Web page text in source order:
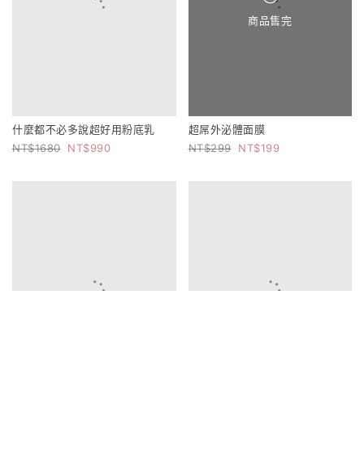
什麼都不必多說超好用粉底乳
1680
990
商品售完
超屌外泌體面膜
299
199